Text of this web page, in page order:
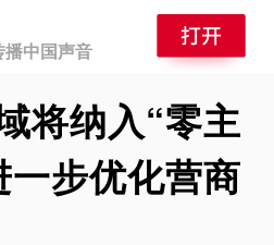
中国声音
将纳入“零主
步优化营商